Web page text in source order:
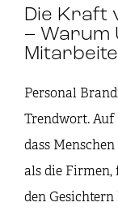
Die Kraft
– Warum
Personal
Trendwort.
dass
als die
den